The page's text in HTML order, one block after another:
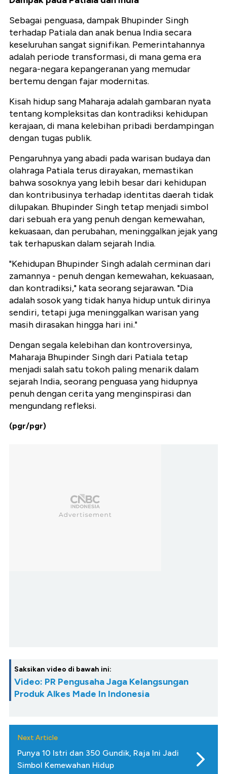
Sebagai penguasa, dampak Bhupinder Singh
terhadap Patiala dan anak benua India secara
keseluruhan sangat signifikan. Pemerintahannya
adalah periode transformasi, di mana gema era
negara-negara kepangeranan yang memudar
bertemu dengan fajar modernitas.
Kisah hidup sang Maharaja adalah gambaran nyata
tentang kompleksitas dan kontradiksi kehidupan
kerajaan, di mana kelebihan pribadi berdampingan
dengan tugas publik.
Pengaruhnya yang abadi pada warisan budaya dan
olahraga Patiala terus dirayakan, memastikan
bahwa sosoknya yang lebih besar dari kehidupan
dan kontribusinya terhadap identitas daerah tidak
dilupakan. Bhupinder Singh tetap menjadi simbol
dari sebuah era yang penuh dengan kemewahan,
kekuasaan, dan perubahan, meninggalkan jejak yang
tak terhapuskan dalam sejarah India.
"Kehidupan Bhupinder Singh adalah cerminan dari
zamannya - penuh dengan kemewahan, kekuasaan,
dan kontradiksi," kata seorang sejarawan. "Dia
adalah sosok yang tidak hanya hidup untuk dirinya
sendiri, tetapi juga meninggalkan warisan yang
masih dirasakan hingga hari ini."
Dengan segala kelebihan dan kontroversinya,
Maharaja Bhupinder Singh dari Patiala tetap
menjadi salah satu tokoh paling menarik dalam
sejarah India, seorang penguasa yang hidupnya
penuh dengan cerita yang menginspirasi dan
mengundang refleksi.
(pgr/pgr)
Saksikan video di bawah ini:
Video: PR Pengusaha Jaga Kelangsungan
Produk Alkes Made In Indonesia
Next Article
Punya 10 Istri dan 350 Gundik, Raja Ini Jadi
Simbol Kemewahan Hidup